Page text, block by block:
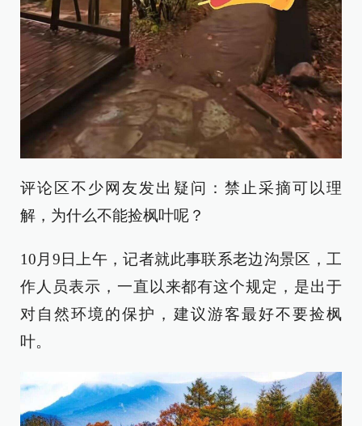
评论区不少网友发出疑问：禁止采摘可以理
解，为什么不能捡枫叶呢？
10月9日上午，记者就此事联系老边沟景区，工
作人员表示，一直以来都有这个规定，是出于
对自然环境的保护，建议游客最好不要捡枫
叶。